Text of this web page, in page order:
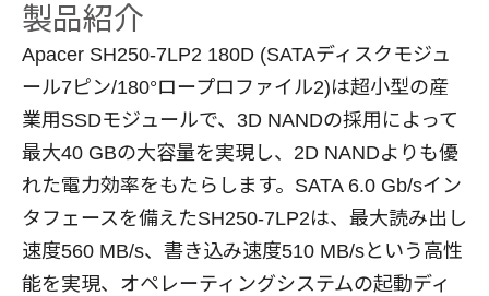
製品紹介
Apacer SH250-7LP2 180D (SATAディスクモジュ
ール7ピン/180°ロープロファイル2)は超小型の産
業用SSDモジュールで、3D NANDの採用によって
最大40 GBの大容量を実現し、2D NANDよりも優
れた電力効率をもたらします。SATA 6.0 Gb/sイン
タフェースを備えたSH250-7LP2は、最大読み出し
速度560 MB/s、書き込み速度510 MB/sという高性
能を実現、オペレーティングシステムの起動ディ